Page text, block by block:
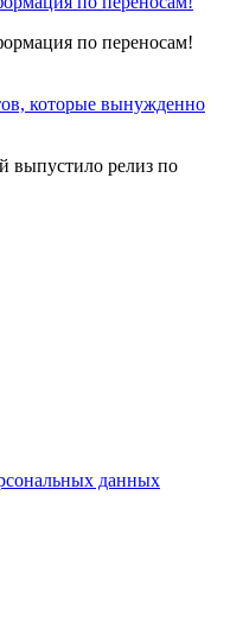
по переносам!
которые вынужденно
выпустило релиз по
данных